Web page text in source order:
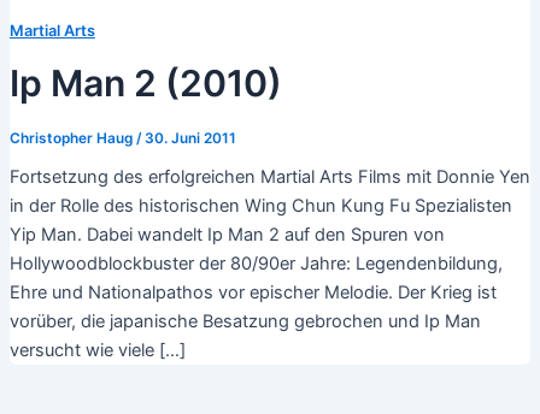
Martial Arts
Ip Man 2 (2010)
Christopher Haug /30. Juni 2011
Fortsetzung des erfolgreichen Martial Arts Films mit Donnie Yen
in der Rolle des historischen Wing Chun Kung Fu Spezialisten
Yip Man. Dabei wandelt Ip Man 2 auf den Spuren von
Hollywoodblockbuster der 80/90er Jahre: Legendenbildung,
Ehre und Nationalpathos vor epischer Melodie. Der Krieg ist
vorüber, die japanische Besatzung gebrochen und Ip Man
versucht wie viele […]